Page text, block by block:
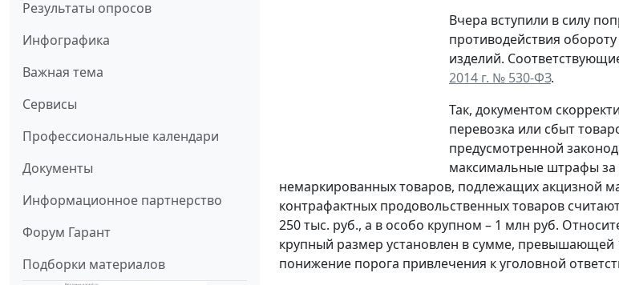
Результаты опросов
Инфографика
Важная тема
Сервисы
Профессиональные календари
Документы
Информационное партнерство
Форум Гарант
Подборки материалов
Вчера вступили в силу
противодействия
изделий.
2014 г. № 530-ФЗ.
Так, документом
перевозка или сбыт
предусмотренной
максимальные штрафы за
немаркированных товаров, подлежащих акцизной
контрафактных продовольственных товаров
250 тыс. руб., а в особо крупном – 1 млн руб.
крупный размер установлен в сумме, превышающей
понижение порога привлечения к уголовной